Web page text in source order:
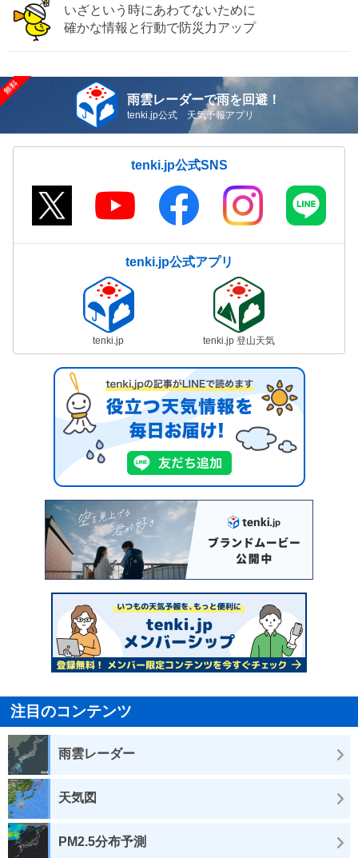
いざという時にあわてないために
確かな情報と行動で防災力アップ
雨雲レーダーで雨を回避！
tenki.jp公式 天気予報アプリ
tenki.jp公式SNS
tenki.jp公式アプリ
tenki.jp tenki.jp 登山天気
注目のコンテンツ
雨雲レーダー
天気図
PM2.5分布予測